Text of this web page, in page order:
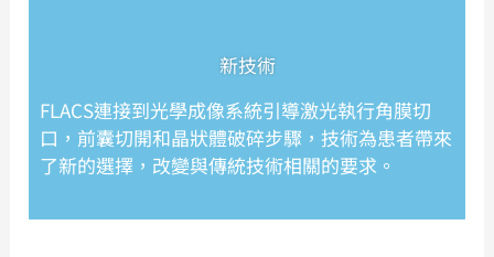
新技術
FLACS連接到光學成像系統引導激光執行角膜切
口，前囊切開和晶狀體破碎步驟，技術為患者帶來
了新的選擇，改變與傳統技術相關的要求。